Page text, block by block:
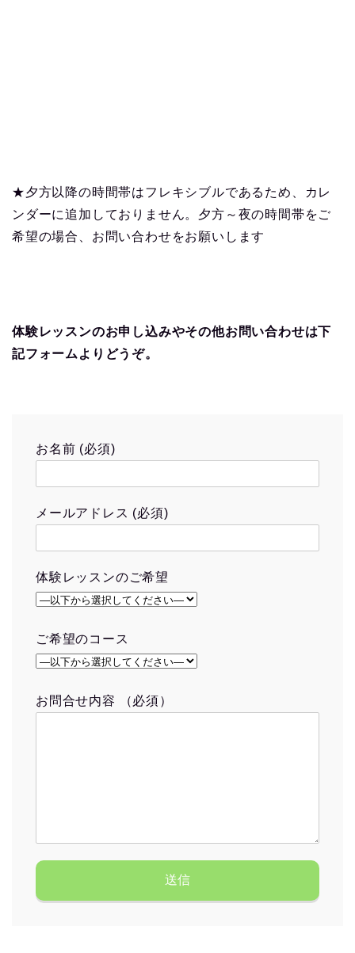
★夕方以降の時間帯はフレキシブルであるため、カレ
ンダーに追加しておりません。夕方～夜の時間帯をご
希望の場合、お問い合わせをお願いします
体験レッスンのお申し込みやその他お問い合わせは下
記フォームよりどうぞ。
お名前 (必須)
メールアドレス (必須)
体験レッスンのご希望
ご希望のコース
お問合せ内容 （必須）